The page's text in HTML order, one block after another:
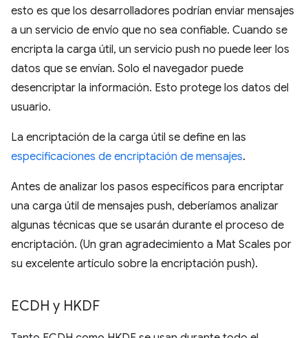
esto es que los desarrolladores podrían enviar mensajes
a un servicio de envío que no sea confiable. Cuando se
encripta la carga útil, un servicio push no puede leer los
datos que se envían. Solo el navegador puede
desencriptar la información. Esto protege los datos del
usuario.
La encriptación de la carga útil se define en las
especificaciones de encriptación de mensajes.
Antes de analizar los pasos específicos para encriptar
una carga útil de mensajes push, deberíamos analizar
algunas técnicas que se usarán durante el proceso de
encriptación. (Un gran agradecimiento a Mat Scales por
su excelente artículo sobre la encriptación push).
ECDH y HKDF